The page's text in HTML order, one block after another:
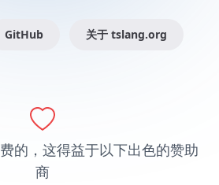
GitHub 关于 tslang.org
的，这得益于以下出色的赞助
商